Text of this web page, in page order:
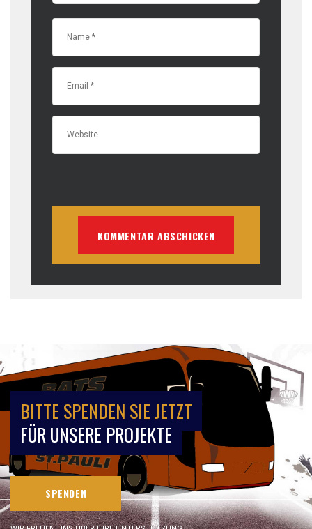
BITTE SPENDEN SIE JETZT
FÜR UNSERE PROJEKTE
SPENDEN